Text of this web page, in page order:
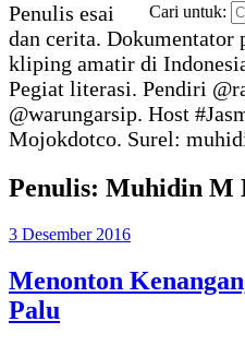
Cari untuk:
Penulis esai
dan cerita. Dokumentator
kliping amatir di
Pegiat literasi. Pendiri
@warungarsip. Host
Mojokdotco. Surel:
Penulis: Muhidin M
3 Desember 2016
Menonton
Palu